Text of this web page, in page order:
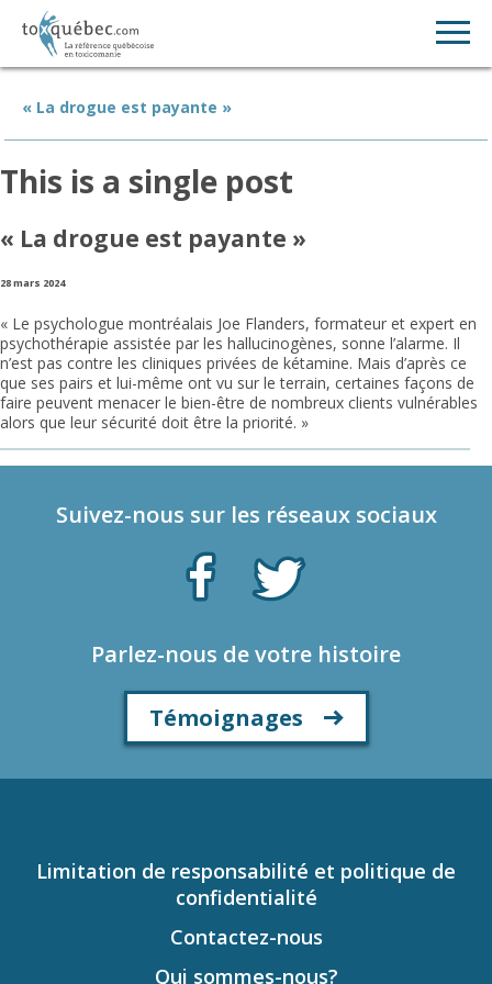
« La drogue est payante »
This is a single post
« La drogue est payante »
28 mars 2024
« Le psychologue montréalais Joe Flanders, formateur et expert en
psychothérapie assistée par les hallucinogènes, sonne l’alarme. Il
n’est pas contre les cliniques privées de kétamine. Mais d’après ce
que ses pairs et lui-même ont vu sur le terrain, certaines façons de
faire peuvent menacer le bien-être de nombreux clients vulnérables
alors que leur sécurité doit être la priorité. »
Suivez-nous sur les réseaux sociaux
Parlez-nous de votre histoire
Témoignages
Limitation de responsabilité et politique de
confidentialité
Contactez-nous
Qui sommes-nous?